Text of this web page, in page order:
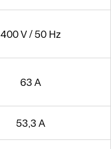
400 V / 50 Hz
63 A
53,3 A